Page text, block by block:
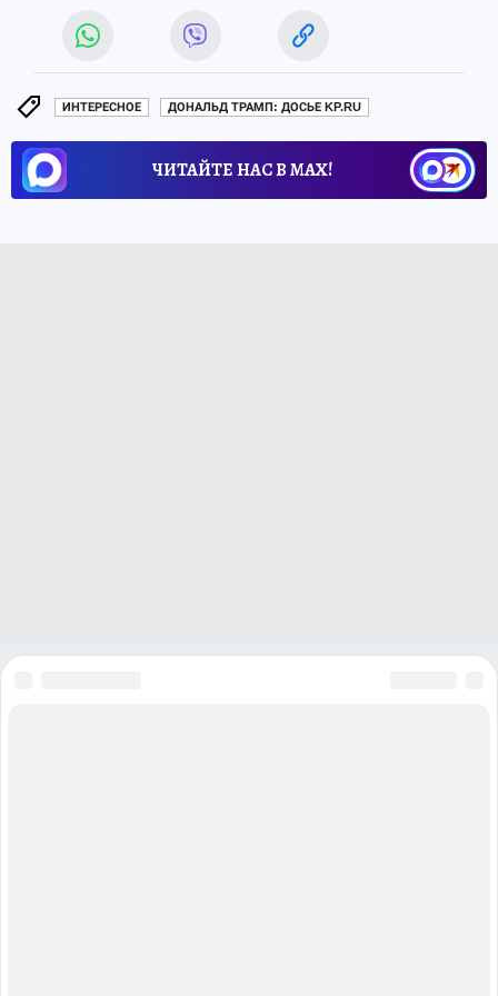
ИНТЕРЕСНОЕ ДОНАЛЬД ТРАМП: ДОСЬЕ KP.RU
ЧИТАЙТЕ НАС В МАХ!